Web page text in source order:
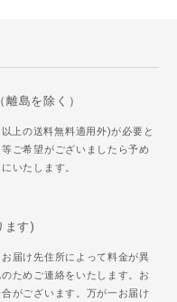
島を除く）
上の送料無料適用外)が必要と
ご希望がございましたら予め
いたします。
ます)
届け先住所によって料金が異
ためご連絡をいたします。お
がございます。万が一お届け